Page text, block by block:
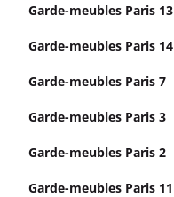
Garde-meubles Paris 13
Garde-meubles Paris 14
Garde-meubles Paris 7
Garde-meubles Paris 3
Garde-meubles Paris 2
Garde-meubles Paris 11